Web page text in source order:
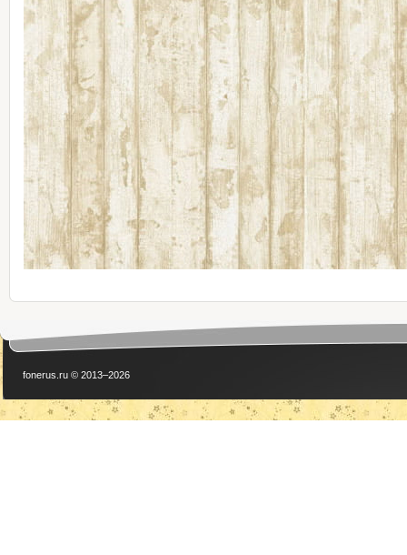
fonerus.ru © 2013–2026